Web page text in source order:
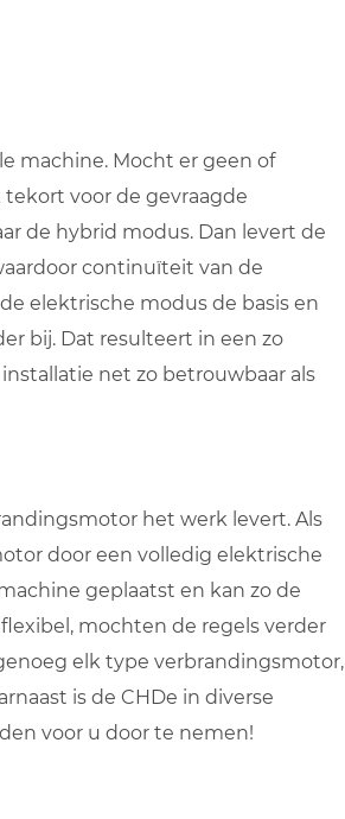
machine. Mocht er geen of
voor de gevraagde
de hybrid modus. Dan levert de
continuïteit van de
elektrische modus de basis en
bij. Dat resulteert in een zo
net zo betrouwbaar als
het werk levert. Als
door een volledig elektrische
geplaatst en kan zo de
mochten de regels verder
elk type verbrandingsmotor,
is de CHDe in diverse
voor u door te nemen!